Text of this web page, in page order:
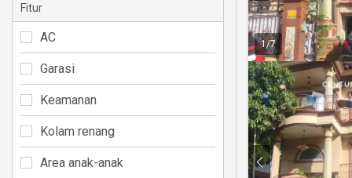
1/7
Fitur
AC
Garasi
Keamanan
Kolam renang
Area anak-anak